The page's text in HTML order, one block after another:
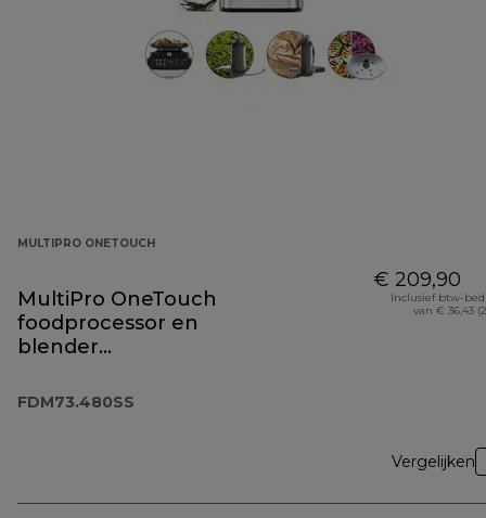
MULTIPRO ONETOUCH
MultiPro OneTouch
foodprocessor en
blender
FDM73.480SS
€ 209,90
Inclusief btw-
van € 36,43
Vergelijken